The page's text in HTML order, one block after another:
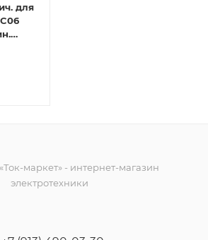
для
маркет» - интернет-магазин
электротехники